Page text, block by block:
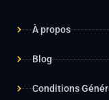
À propos
Blog
Conditions